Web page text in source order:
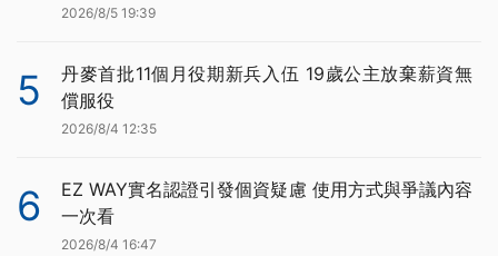
2026/8/5 19:39
5
丹麥首批11個月役期新兵入伍 19歲公主放棄薪資無
償服役
2026/8/4 12:35
6
EZ WAY實名認證引發個資疑慮 使用方式與爭議內容
一次看
2026/8/4 16:47